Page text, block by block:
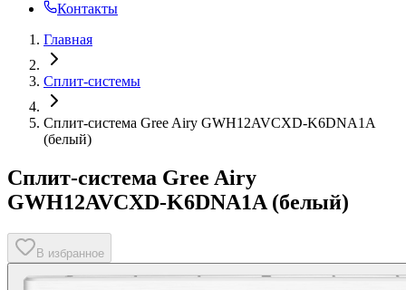
Контакты
Главная
Сплит-системы
Сплит-система Gree Airy GWH12AVCXD-K6DNA1A
(белый)
Сплит-система Gree Airy
GWH12AVCXD-K6DNA1A (белый)
В избранное